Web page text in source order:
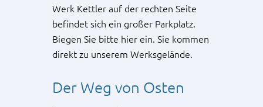
Werk Kettler auf der rechten Seite
befindet sich ein großer Parkplatz.
Biegen Sie bitte hier ein. Sie kommen
direkt zu unserem Werksgelände.
Der Weg von Osten